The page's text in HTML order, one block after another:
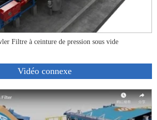
Filtre à ceinture de pression sous vide
Vidéo connexe